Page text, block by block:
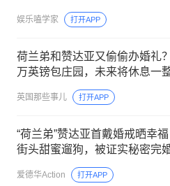
娱乐嗑学家 打开APP
荷兰弟和赞达亚又偷偷办婚礼
万英镑包庄园，未来将休息一
英国那些事儿 打开APP
“荷兰弟”赞达亚首戴婚戒晒幸
街头甜蜜遛狗，被证实秘密完
爱德华Action 打开APP